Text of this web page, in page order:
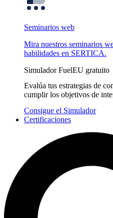
Seminarios web
Mira nuestros seminarios
habilidades en SERTICA.
Simulador FuelEU gratuito
Evalúa tus estrategias de
cumplir los objetivos de
Consigue el Simulador
Certificaciones